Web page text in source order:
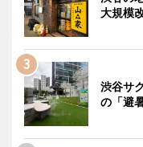
大規模
渋谷サ
の「避